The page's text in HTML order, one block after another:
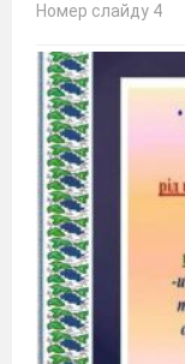
Номер слайду 4